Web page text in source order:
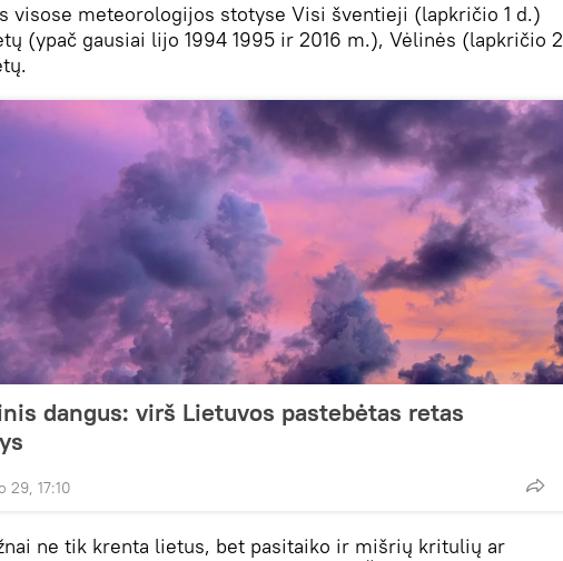
visose meteorologijos stotyse Visi šventieji (lapkričio 1 d.)
(ypač gausiai lijo 1994 1995 ir 2016 m.), Vėlinės (lapkričio 2
dangus: virš Lietuvos pastebėtas retas
29, 17:10
ne tik krenta lietus, bet pasitaiko ir mišrių kritulių ar